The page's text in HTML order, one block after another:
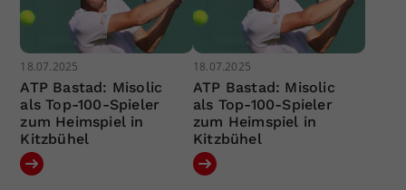
18.07.2025
ATP Bastad: Misolic
als Top-100-Spieler
zum Heimspiel in
Kitzbühel
18.07.2025
ATP Bastad: Misolic
als Top-100-Spieler
zum Heimspiel in
Kitzbühel